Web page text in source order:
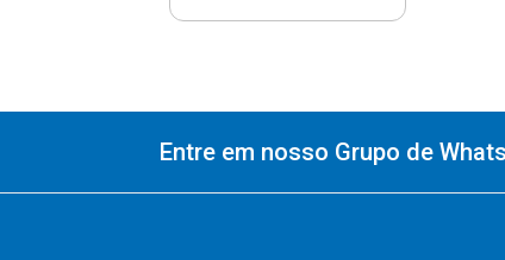
Entre em nosso Grupo de